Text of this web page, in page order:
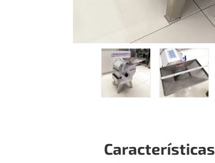
Características